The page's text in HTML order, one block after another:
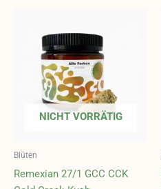
NICHT VORRÄTIG
Blüten
Remexian 27/1 GCC CCK